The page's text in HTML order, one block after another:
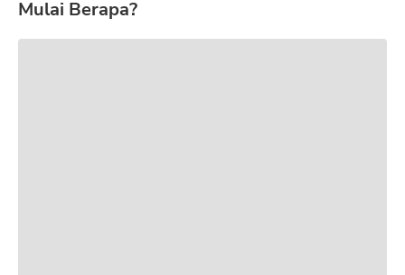
Mulai Berapa?